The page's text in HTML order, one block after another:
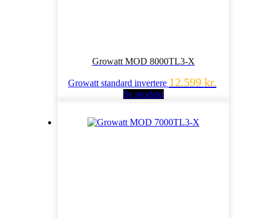
Growatt MOD 8000TL3-X
Growatt standard invertere 12.599 kr.
Se produkt